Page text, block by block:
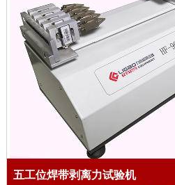
五工位焊带剥离力试验机